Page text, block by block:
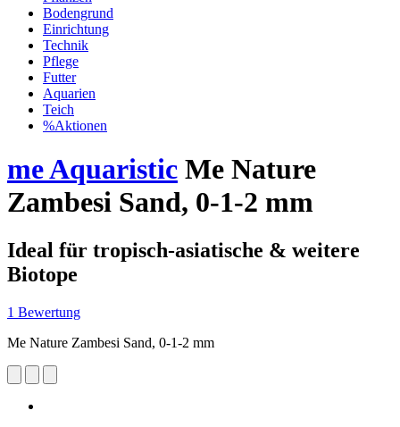
Bodengrund
Einrichtung
Technik
Pflege
Futter
Aquarien
Teich
%Aktionen
me Aquaristic Me Nature
Zambesi Sand, 0-1-2 mm
Ideal für tropisch-asiatische & weitere
Biotope
1 Bewertung
Me Nature Zambesi Sand, 0-1-2 mm